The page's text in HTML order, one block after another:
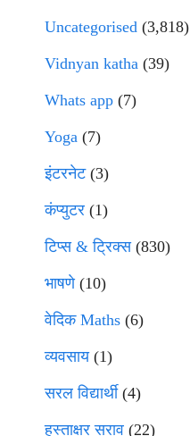
Uncategorised (3,818)
Vidnyan katha (39)
Whats app (7)
Yoga (7)
इंटरनेट(3)
कंप्युटर (1)
टिप्स & ट्रिक्स(830)
भाषणे(10)
वेदिक Maths (6)
व्यवसाय(1)
सरल विद्यार्थी(4)
हस्ताक्षर सराव (22)